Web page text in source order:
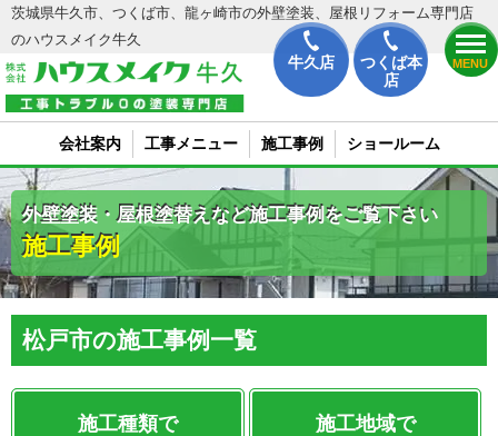
牛久店
つくば本
店
MENU
茨城県牛久市、つくば市、龍ヶ崎市の外壁塗装、屋根リフォーム専門店
のハウスメイク牛久
会社案内 工事メニュー 施工事例 ショールーム
外壁塗装・屋根塗替えなど施工事例をご覧下さい
施工事例
松戸市の施工事例一覧
施工種類で
施工地域で